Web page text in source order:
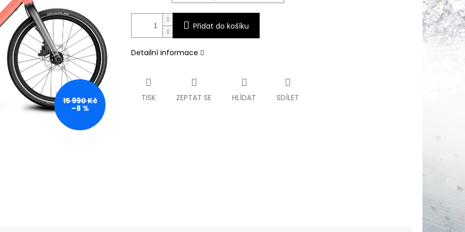
15 990 Kč
–8 %
Přidat do košíku
Detailní informace
TISK ZEPTAT SE HLÍDAT SDÍLET